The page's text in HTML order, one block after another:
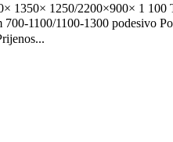
1250/2200×900× 1 100
1100/1100-1300 podesivo